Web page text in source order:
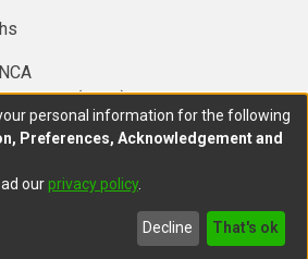
320 – (8000). Universidad
(UPSO)
147
personal information for the following
Preferences, Acknowledgement and
ourprivacy policy.
Decline That's ok